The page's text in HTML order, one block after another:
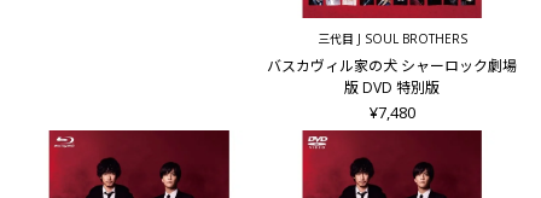
三代目 J SOUL BROTHERS
バスカヴィル家の犬 シャーロック劇場
版 DVD 特別版
¥7,480